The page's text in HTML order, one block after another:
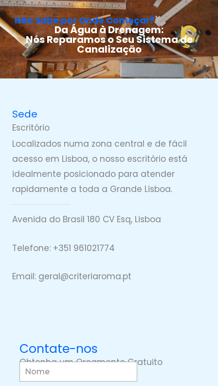
Não Sabe por Onde Começar?
Da Água à Drenagem:
Nós Reparamos o Seu Sistema de
Canalização
Sede
Escritório
Localizados numa zona central e de fácil
acesso em Lisboa, o nosso escritório está
idealmente posicionado para atender
rapidamente a toda a Grande Lisboa.
Avenida do Brasil 180 CV Esq, Lisboa
Telefone: +351 961021774
Email: geral@criteriaroma.pt
Contate-nos
Obtenha um Orçamento Gratuito